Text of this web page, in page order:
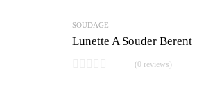
SOUDAGE
Lunette A Souder Berent
(0 reviews)